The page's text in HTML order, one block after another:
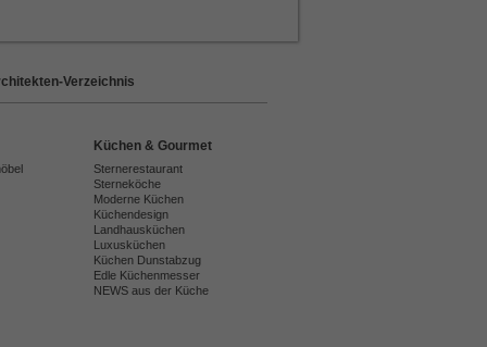
Verzeichnis
Küchen & Gourmet
Sternerestaurant
Sterneköche
Moderne Küchen
Küchendesign
Landhausküchen
Luxusküchen
Küchen Dunstabzug
Edle Küchenmesser
NEWS aus der Küche